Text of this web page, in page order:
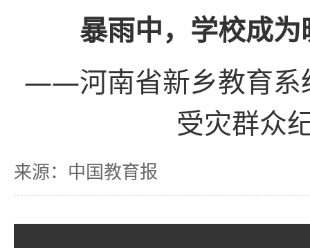
暴雨中，学校成
——河南省新乡教育系
受灾群众
来源：中国教育报